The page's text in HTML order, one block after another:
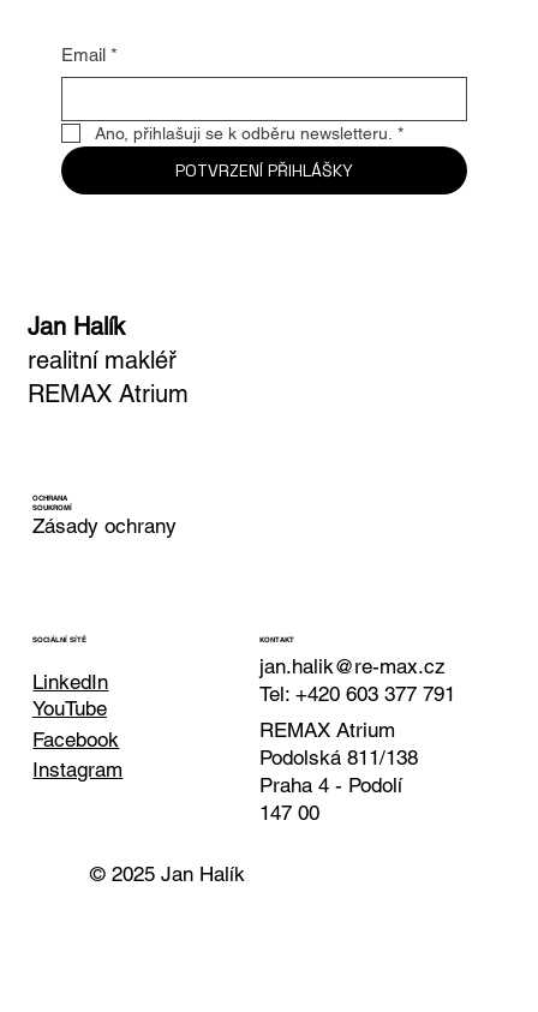
Email *
Ano, přihlašuji se k odběru newsletteru. *
POTVRZENÍ PŘIHLÁŠKY
Jan Halík
realitní makléř
REMAX Atrium
OCHRANA
SOUKROMÍ
Zásady ochrany
SOCIÁLNÍ SÍTĚ
LinkedIn
Facebook
YouTube
Instagram
KONTAKT
jan.halik@re-max.cz
Tel: +420 603 377 791
REMAX Atrium
Podolská 811/138
Praha 4 - Podolí
147 00
© 2025 Jan Halík